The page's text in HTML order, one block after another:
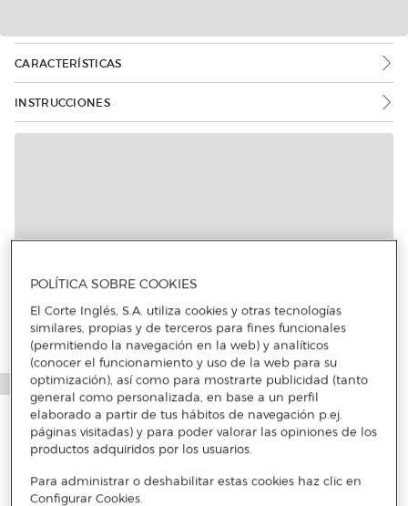
CARACTERÍSTICAS
INSTRUCCIONES
POLÍTICA SOBRE COOKIES
El Corte Inglés, S.A. utiliza cookies y otras tecnologías
similares, propias y de terceros para fines funcionales
(permitiendo la navegación en la web) y analíticos
(conocer el funcionamiento y uso de la web para su
optimización), así como para mostrarte publicidad (tanto
general como personalizada, en base a un perfil
elaborado a partir de tus hábitos de navegación p.ej.
páginas visitadas) y para poder valorar las opiniones de los
productos adquiridos por los usuarios.
Para administrar o deshabilitar estas cookies haz clic en
Configurar Cookies.